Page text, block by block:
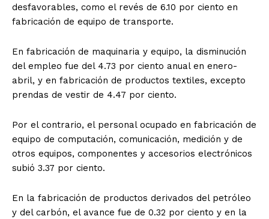
desfavorables, como el revés de 6.10 por ciento en
fabricación de equipo de transporte.
En fabricación de maquinaria y equipo, la disminución
del empleo fue del 4.73 por ciento anual en enero-
abril, y en fabricación de productos textiles, excepto
prendas de vestir de 4.47 por ciento.
Por el contrario, el personal ocupado en fabricación de
equipo de computación, comunicación, medición y de
otros equipos, componentes y accesorios electrónicos
subió 3.37 por ciento.
En la fabricación de productos derivados del petróleo
y del carbón, el avance fue de 0.32 por ciento y en la